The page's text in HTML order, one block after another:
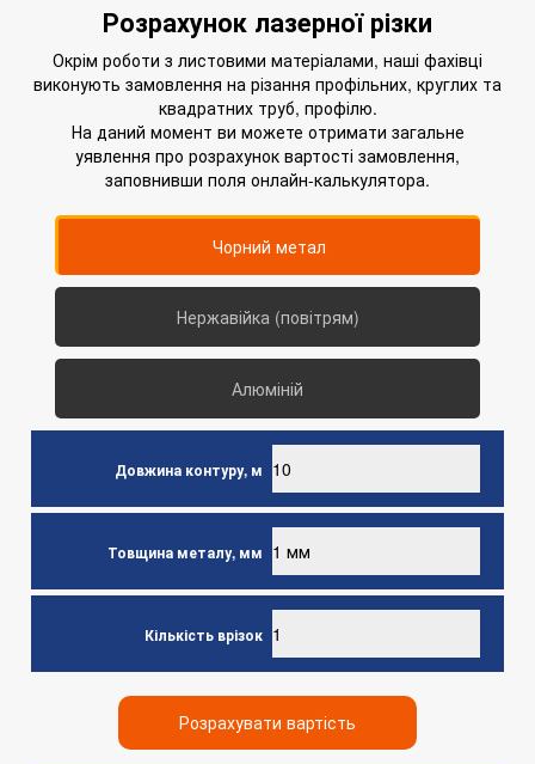
Розрахунок лазерної різки
Окрім роботи з листовими матеріалами, наші фахівці
виконують замовлення на різання профільних, круглих та
квадратних труб, профілю.
На даний момент ви можете отримати загальне
уявлення про розрахунок вартості замовлення,
заповнивши поля онлайн-калькулятора.
Чорний метал
Нержавійка (повітрям)
Алюміній
Довжина контуру, м
Товщина металу, мм
Кількість врізок
Розрахувати вартість